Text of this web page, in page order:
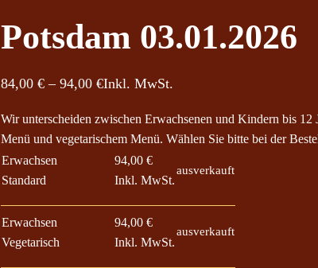
Potsdam 03.01.2026
84,00 € – 94,00 €P
e
Inkl. MwSt.
Wir unterscheiden zwischen Erwachsenen und Kindern bis 12
Menü und vegetarischem Menü. Wählen Sie bitte bei der
Erwachsen
Standard
94,00 €
Inkl. MwSt.
ausverkauft
Erwachsen
Vegetarisch
94,00 €
Inkl. MwSt.
ausverkauft